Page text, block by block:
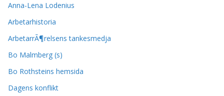
Anna-Lena Lodenius
Arbetarhistoria
ArbetarrÃ¶relsens tankesmedja
Bo Malmberg (s)
Bo Rothsteins hemsida
Dagens konflikt